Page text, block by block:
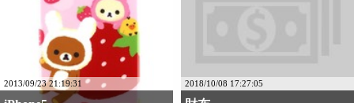
2013/09/23 21:19:31 2018/10/08 17:27:05